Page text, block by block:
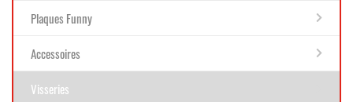
Plaques Funny
Accessoires
Visseries